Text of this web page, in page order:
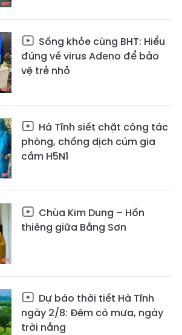
Sống khỏe cùng BHT: Hiểu
đúng về virus Adeno để bảo
vệ trẻ nhỏ
Hà Tĩnh siết chặt công tác
phòng, chống dịch cúm gia
cầm H5N1
Chùa Kim Dung – Hồn
thiêng giữa Bằng Sơn
Dự báo thời tiết Hà Tĩnh
ngày 2/8: Đêm có mưa, ngày
trời nắng